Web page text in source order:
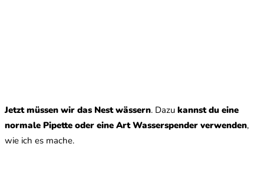
Jetzt müssen wir das Nest wässern. Dazu kannst du eine
normale Pipette oder eine Art Wasserspender verwenden,
wie ich es mache.